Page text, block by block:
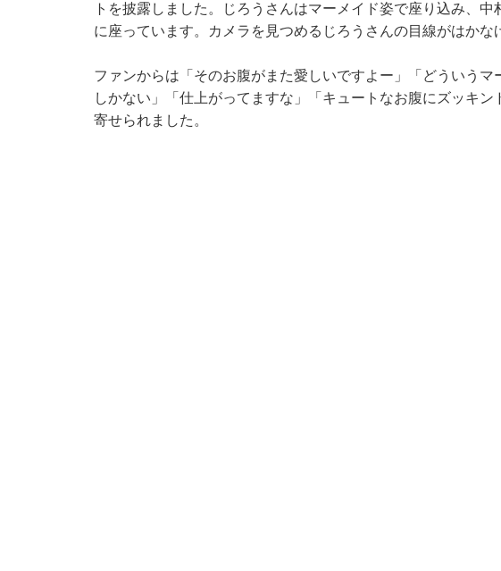
トを披露しました。じろうさんはマーメイド姿で座り込み、
に座っています。カメラを見つめるじろうさんの目線がはかな
ファンからは「そのお腹がまた愛しいですよー」「どういう
しかない」「仕上がってますな」「キュートなお腹にズッキ
寄せられました。